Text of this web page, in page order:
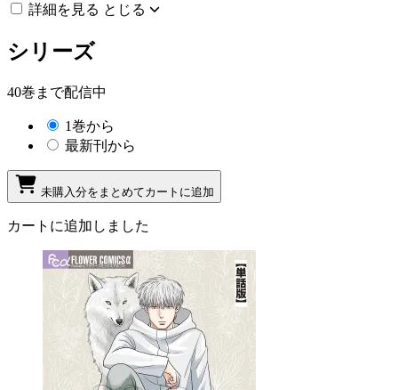
詳細を見る とじる
シリーズ
40巻まで配信中
1巻から
最新刊から
未購入分をまとめてカートに追加
カートに追加しました